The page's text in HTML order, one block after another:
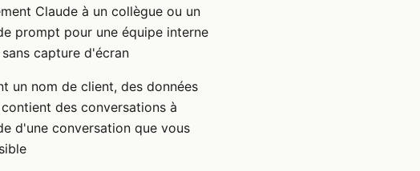
Claude à un collègue ou un
prompt pour une équipe interne
capture d'écran
un nom de client, des données
des conversations à
d'une conversation que vous